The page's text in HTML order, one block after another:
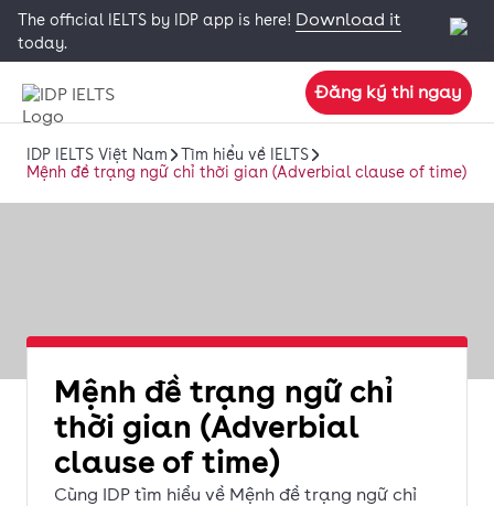
The official IELTS by IDP app is here! Download it
today.
Đăng ký thi ngay
IDP IELTS Việt Nam
Tìm hiểu về IELTS
Mệnh đề trạng ngữ chỉ thời gian (Adverbial clause of time)
Mệnh đề trạng ngữ chỉ
thời gian (Adverbial
clause of time)
Cùng IDP tìm hiểu về Mệnh đề trạng ngữ chỉ